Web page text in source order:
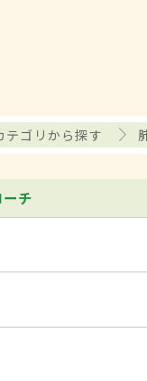
テゴリから探す
チ